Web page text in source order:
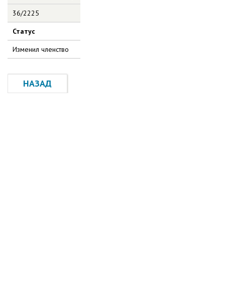
36/2225
Статус
Изменил членство
НАЗАД